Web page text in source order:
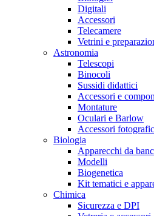
Digitali
Accessori
Telecamere
Vetrini e
Astronomia
Telescopi
Binocoli
Sussidi didattici
Accessori e
Montature
Oculari e Barlow
Accessori
Biologia
Apparecchi da
Modelli
Biogenetica
Kit tematici e
Chimica
Sicurezza e DPI